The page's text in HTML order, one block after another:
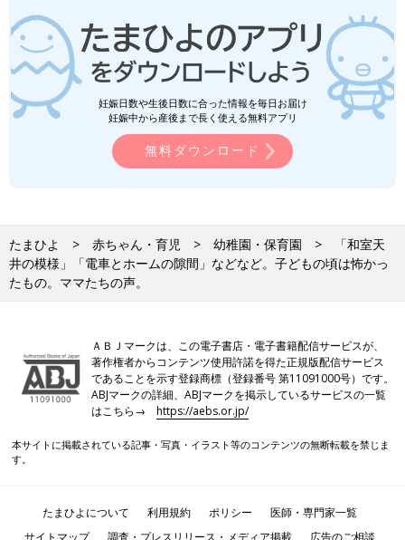
妊娠日数や生後日数に合った情報を毎日お届け
妊娠中から産後まで長く使える無料アプリ
無料ダウンロード
たまひよ 赤ちゃん・育児 幼稚園・保育園
「和室天
井の模様」「電車とホームの隙間」などなど。子どもの頃は怖かっ
たもの。ママたちの声。
ＡＢＪマークは、この電子書店・電子書籍配信サービスが、
著作権者からコンテンツ使用許諾を得た正規版配信サービス
であることを示す登録商標（登録番号 第11091000号）です。
ABJマークの詳細、ABJマークを掲示しているサービスの一覧
はこちら→https://aebs.or.jp/
本サイトに掲載されている記事・写真・イラスト等のコンテンツの無断転載を禁じま
す。
たまひよについて 利用規約 ポリシー
医師・専門家一覧